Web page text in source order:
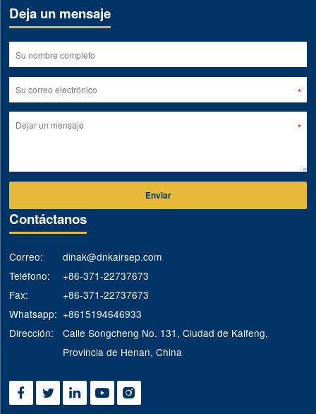
Deja un mensaje
Enviar
Contáctanos
Correo:
dinak@dnkairsep.com
Teléfono:
+86-371-22737673
Fax:
+86-371-22737673
Whatsapp: +8615194646933
Dirección:
Calle Songcheng No. 131, Ciudad de Kaifeng,
Provincia de Henan, China
    